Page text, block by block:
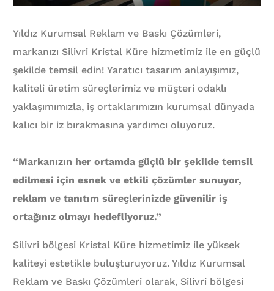
Yıldız Kurumsal Reklam ve Baskı Çözümleri,
markanızı Silivri Kristal Küre hizmetimiz ile en güçlü
şekilde temsil edin! Yaratıcı tasarım anlayışımız,
kaliteli üretim süreçlerimiz ve müşteri odaklı
yaklaşımımızla, iş ortaklarımızın kurumsal dünyada
kalıcı bir iz bırakmasına yardımcı oluyoruz.
“Markanızın her ortamda güçlü bir şekilde temsil
edilmesi için esnek ve etkili çözümler sunuyor,
reklam ve tanıtım süreçlerinizde güvenilir iş
ortağınız olmayı hedefliyoruz.”
Silivri bölgesi Kristal Küre hizmetimiz ile yüksek
kaliteyi estetikle buluşturuyoruz. Yıldız Kurumsal
Reklam ve Baskı Çözümleri olarak, Silivri bölgesi